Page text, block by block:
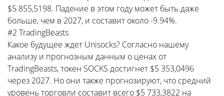
$5 855,5198. Падение в этом году может быть даже
больше, чем в 2027, и составит около -9.94%.
#2 TradingBeasts
Какое будущее ждет Unisocks? Согласно нашему
анализу и прогнозным данным о ценах от
TradingBeasts, токен SOCKS достигнет $5 353,0496
через 2027. Но они также прогнозируют, что средний
уровень торговли составит всего $5 733,3822 на